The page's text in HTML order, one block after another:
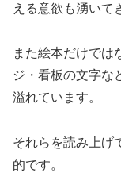
える意欲も湧いて
また絵本だけでは
ジ・看板の文字な
溢れています。
それらを読み上げ
的です。